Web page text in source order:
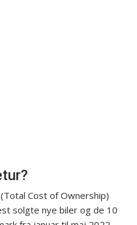
Cost of Ownership)
solgte nye biler og de 10